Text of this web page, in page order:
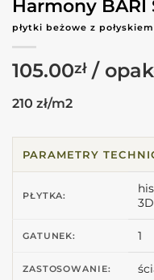
Harmony BARI
płytki beżowe z
105.00zł
210 zł/m2
PARAMETRY
PŁYTKA:
GATUNEK: 1
ZASTOSOWANIE: